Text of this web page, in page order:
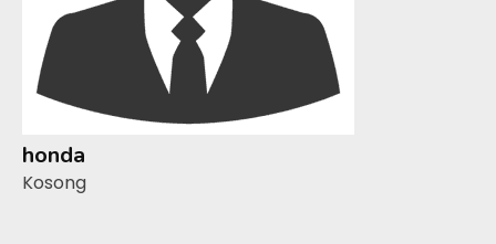
honda
Kosong